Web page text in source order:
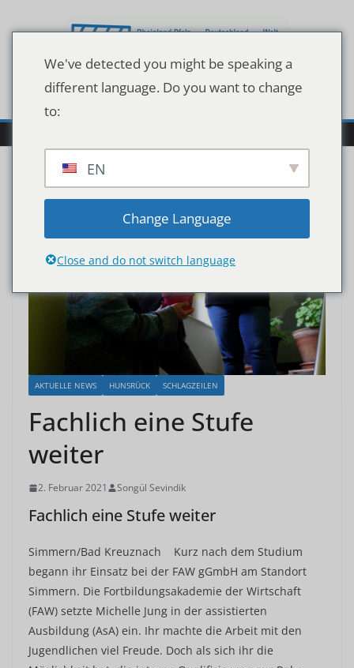
Inhalt
AKTUELLE NEWS HUNSRÜCK SCHLAGZEILEN
Fachlich eine Stufe
weiter
2. Februar 2021 Songül Sevindik
Fachlich eine Stufe weiter
Simmern/Bad Kreuznach Kurz nach dem Studium
begann ihr Einsatz bei der FAW gGmbH am Standort
Simmern. Die Fortbildungsakademie der Wirtschaft
(FAW) setzte Michelle Jung in der assistierten
Ausbildung (AsA) ein. Ihr machte die Arbeit mit den
Jugendlichen viel Freude. Doch als sich ihr die
We've detected you might be speaking a
different language. Do you want to change
to:
EN
Change Language
Close and do not switch language